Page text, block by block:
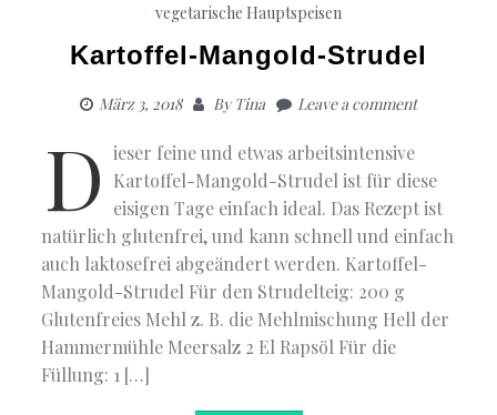
vegetarische Hauptspeisen
Kartoffel-Mangold-Strudel
März 3, 2018 ByTina Leave a comment
D ieser feine und etwas arbeitsintensive
Kartoffel-Mangold-Strudel ist für diese
eisigen Tage einfach ideal. Das Rezept ist
natürlich glutenfrei, und kann schnell und einfach
auch laktosefrei abgeändert werden. Kartoffel-
Mangold-Strudel Für den Strudelteig: 200 g
Glutenfreies Mehl z. B. die Mehlmischung Hell der
Hammermühle Meersalz 2 El Rapsöl Für die
Füllung: 1 […]